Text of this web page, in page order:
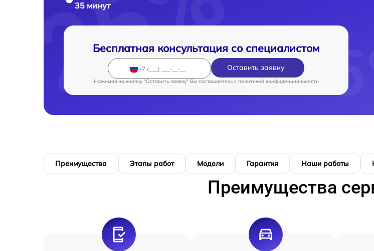
35 минут
Бесплатная консультация со специалистом
Оставить заявку
Нажимая на кнопку "Оставить заявку" Вы соглашаетесь c политикой конфиденциальности
Преимущества Этапы работ Модели Гарантия Наши работы
Преимущества